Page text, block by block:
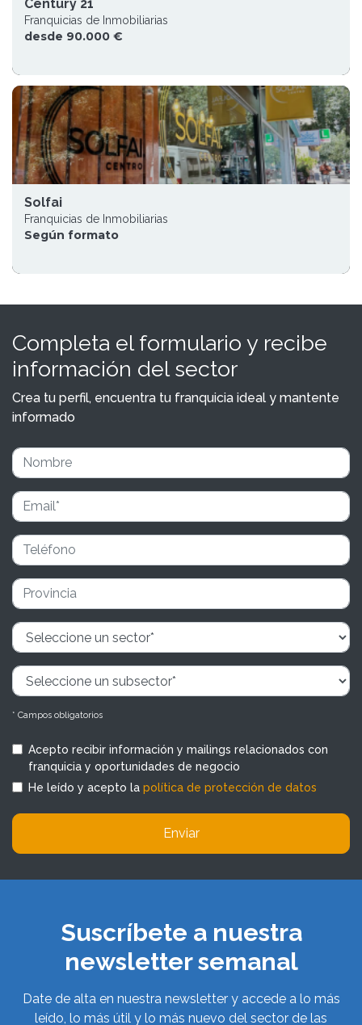
Century 21
Franquicias de Inmobiliarias
desde 90.000 €
Solfai
Franquicias de Inmobiliarias
Según formato
Completa el formulario y recibe
información del sector
Crea tu perfil, encuentra tu franquicia ideal y mantente
informado
* Campos obligatorios
Acepto recibir información y mailings relacionados con
franquicia y oportunidades de negocio
He leído y acepto la política de protección de datos
Enviar
Suscríbete a nuestra
newsletter semanal
Date de alta en nuestra newsletter y accede a lo más
leído, lo más útil y lo más nuevo del sector de las